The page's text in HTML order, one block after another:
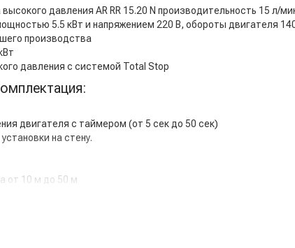
давления AR RR 15.20 N производительность 15 л/
5.5 кВт и напряжением 220 В, обороты двигателя
производства
давления с системой Total Stop
двигателя с таймером (от 5 сек до 50 сек)
на стену.
от 10 м до 50 м
от 1 м до 50 м